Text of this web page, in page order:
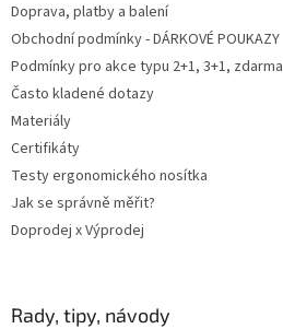
ý
p
i
Doprava, platby a balení
Obchodní podmínky - DÁRKOVÉ POUKAZY
Podmínky pro akce typu 2+1, 3+1, zdarma
Často kladené dotazy
Materiály
Certifikáty
Testy ergonomického nosítka
Jak se správně měřit?
Doprodej x Výprodej
Rady, tipy, návody